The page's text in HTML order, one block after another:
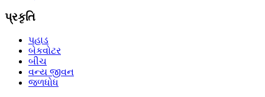
પ્રકૃતિ
પહાડ
બેકવોટર
બીચ
વન્ય જીવન
જળધોધ